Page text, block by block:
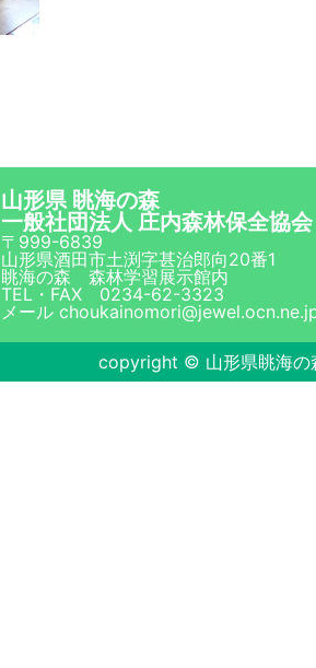
山形県 眺海の森
一般社団法人 庄内森林保全協会
〒999-6839
山形県酒田市土渕字甚治郎向20番1
眺海の森 森林学習展示館内
TEL・FAX 0234-62-3323
メール
copyright © 山形県眺海の